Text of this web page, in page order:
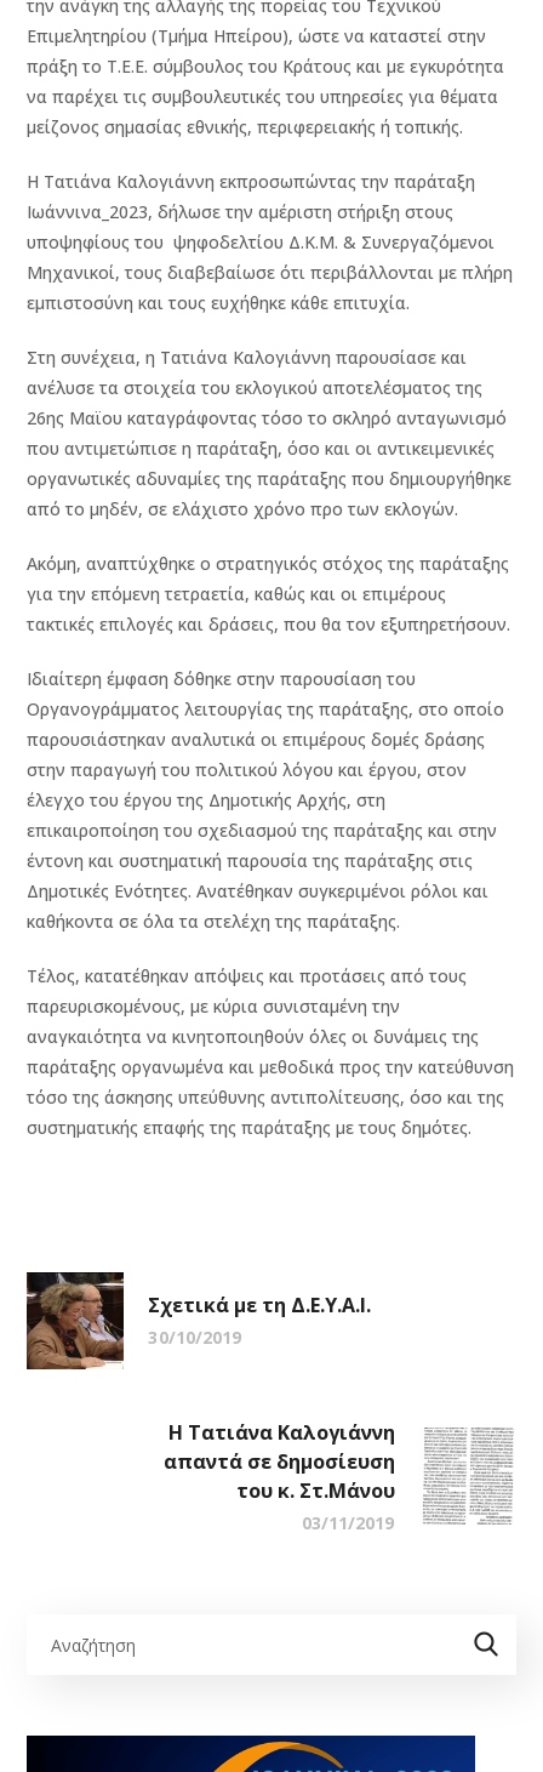
την ανάγκη της αλλαγής της πορείας του Τεχνικού
Επιμελητηρίου (Τμήμα Ηπείρου), ώστε να καταστεί στην
πράξη το Τ.Ε.Ε. σύμβουλος του Κράτους και με εγκυρότητα
να παρέχει τις συμβουλευτικές του υπηρεσίες για θέματα
μείζονος σημασίας εθνικής, περιφερειακής ή τοπικής.
Η Τατιάνα Καλογιάννη εκπροσωπώντας την παράταξη
Ιωάννινα_2023, δήλωσε την αμέριστη στήριξη στους
υποψηφίους του ψηφοδελτίου Δ.Κ.Μ. & Συνεργαζόμενοι
Μηχανικοί, τους διαβεβαίωσε ότι περιβάλλονται με πλήρη
εμπιστοσύνη και τους ευχήθηκε κάθε επιτυχία.
Στη συνέχεια, η Τατιάνα Καλογιάννη παρουσίασε και
ανέλυσε τα στοιχεία του εκλογικού αποτελέσματος της
26ης Μαϊου καταγράφοντας τόσο το σκληρό ανταγωνισμό
που αντιμετώπισε η παράταξη, όσο και οι αντικειμενικές
οργανωτικές αδυναμίες της παράταξης που δημιουργήθηκε
από το μηδέν, σε ελάχιστο χρόνο προ των εκλογών.
Ακόμη, αναπτύχθηκε ο στρατηγικός στόχος της παράταξης
για την επόμενη τετραετία, καθώς και οι επιμέρους
τακτικές επιλογές και δράσεις, που θα τον εξυπηρετήσουν.
Ιδιαίτερη έμφαση δόθηκε στην παρουσίαση του
Οργανογράμματος λειτουργίας της παράταξης, στο οποίο
παρουσιάστηκαν αναλυτικά οι επιμέρους δομές δράσης
στην παραγωγή του πολιτικού λόγου και έργου, στον
έλεγχο του έργου της Δημοτικής Αρχής, στη
επικαιροποίηση του σχεδιασμού της παράταξης και στην
έντονη και συστηματική παρουσία της παράταξης στις
Δημοτικές Ενότητες. Ανατέθηκαν συγκεριμένοι ρόλοι και
καθήκοντα σε όλα τα στελέχη της παράταξης.
Τέλος, κατατέθηκαν απόψεις και προτάσεις από τους
παρευρισκομένους, με κύρια συνισταμένη την
αναγκαιότητα να κινητοποιηθούν όλες οι δυνάμεις της
παράταξης οργανωμένα και μεθοδικά προς την κατεύθυνση
τόσο της άσκησης υπεύθυνης αντιπολίτευσης, όσο και της
συστηματικής επαφής της παράταξης με τους δημότες.
Σχετικά με τη Δ.Ε.Υ.Α.Ι.
30/10/2019
Η Τατιάνα Καλογιάννη
απαντά σε δημοσίευση
του κ. Στ.Μάνου
03/11/2019